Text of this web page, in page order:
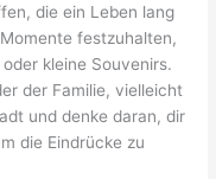
die ein Leben lang
festzuhalten,
kleine Souvenirs.
der Familie, vielleicht
und denke daran, dir
die Eindrücke zu